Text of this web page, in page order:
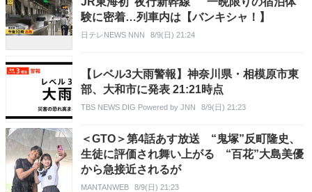
験に密着…列車内は【バンキシャ！】
日テレNEWS NNN 8/9(日) 21:24
【レベル3大雨警報】神奈川県・相模原市東
部、大和市に発表 21:21時点
TBS NEWS DIG Powered by JNN 8/9(日) 21:23
＜GTO＞第4話あす放送 “鬼塚”反町隆史、
生徒に評価され舞い上がる “百花”大島美優
から急接近されるが
MANTANWEB 8/9(日) 21:23